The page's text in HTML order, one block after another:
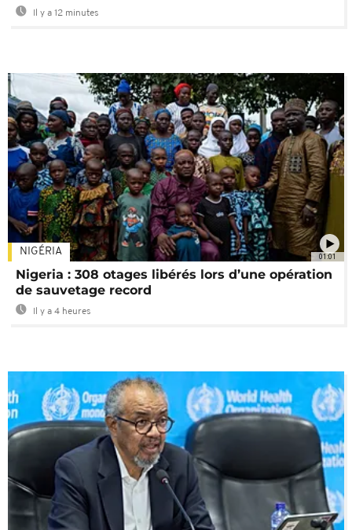
Il y a 12 minutes
01:01
NIGÉRIA
Nigeria : 308 otages libérés lors d’une opération
de sauvetage record
Il y a 4 heures